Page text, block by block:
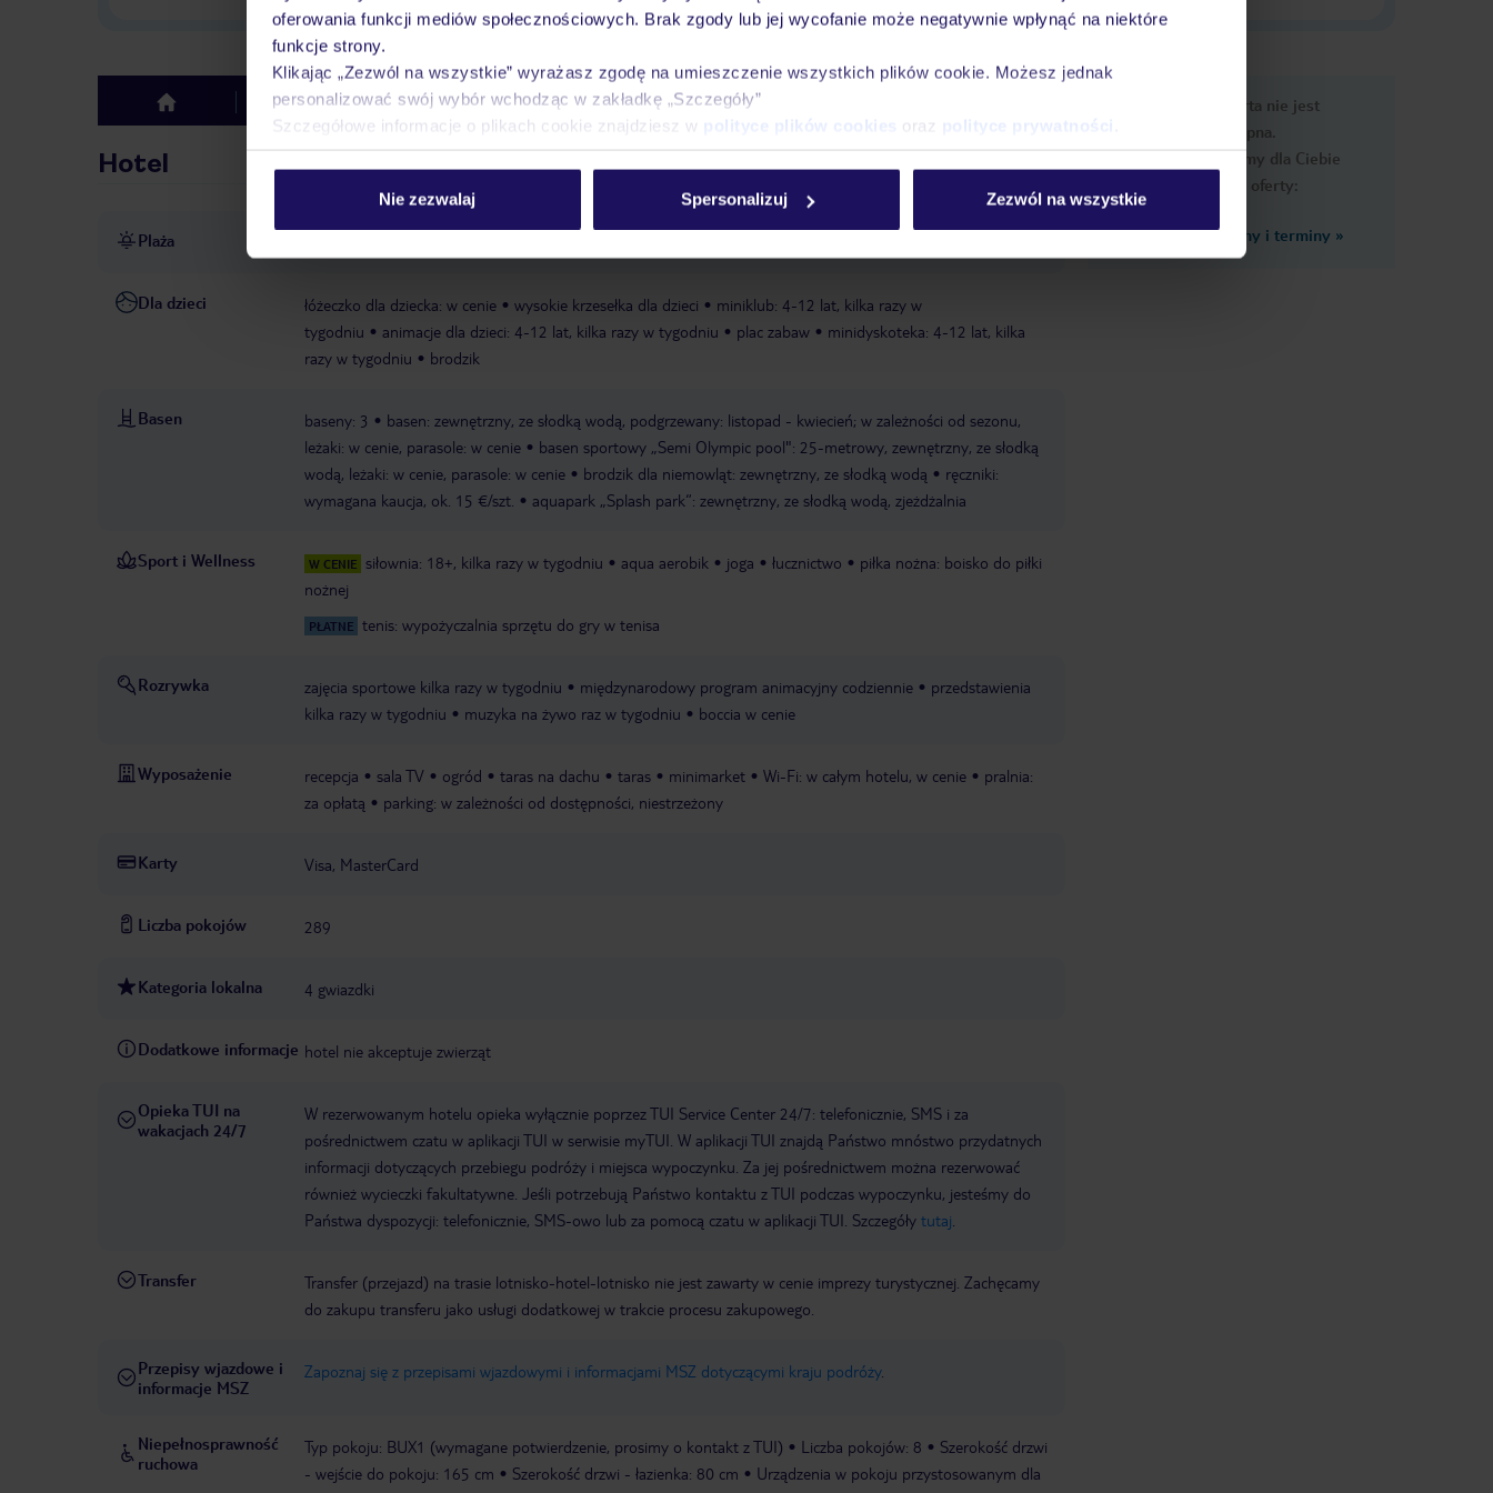
oferowania funkcji mediów społecznościowych. Brak zgody lub jej wycofanie może negatywnie wpłynąć na niektóre
funkcje strony.
Klikając „Zezwól na wszystkie” wyrażasz zgodę na umieszczenie wszystkich plików cookie. Możesz jednak
personalizować swój wybór wchodząc w zakładkę „Szczegóły”
Szczegółowe informacje o plikach cookie znajdziesz w polityce plików cookies oraz polityce prywatności
Nie zezwalaj Spersonalizuj Zezwól na wszystkie
top Hotel Opinie Pokoje Wyżywienie
Hotel
Plaża
Dla dzieci łóżeczko dla dziecka: w cenie wysokie krzesełka dla dzieci
miniklub: 4-12 lat, kilka razy w
tygodniu
animacje dla dzieci: 4-12 lat, kilka razy w tygodniu plac zabaw
minidyskoteka: 4-12 lat, kilka
razy w tygodniu
brodzik
Basen baseny: 3
basen: zewnętrzny, ze słodką wodą, podgrzewany: listopad - kwiecień; w zależności od sezonu,
leżaki: w cenie, parasole: w cenie
basen sportowy „Semi Olympic pool": 25-metrowy, zewnętrzny, ze słodką
wodą, leżaki: w cenie, parasole: w cenie
brodzik dla niemowląt: zewnętrzny, ze słodką wodą
ręczniki:
wymagana kaucja, ok. 15 €/szt.
aquapark „Splash park“: zewnętrzny, ze słodką wodą, zjeżdżalnia
Sport i Wellness W CENIE siłownia: 18+, kilka razy w tygodniu aqua aerobik joga łucznictwo
piłka nożna: boisko do piłki
nożnej
PŁATNE tenis: wypożyczalnia sprzętu do gry w tenisa
Rozrywka zajęcia sportowe kilka razy w tygodniu międzynarodowy program animacyjny codziennie
przedstawienia
kilka razy w tygodniu
muzyka na żywo raz w tygodniu boccia w cenie
Wyposażenie recepcja sala TV ogród taras na dachu taras minimarket Wi-Fi: w całym hotelu, w cenie
pralnia:
za opłatą
parking: w zależności od dostępności, niestrzeżony
Karty Visa, MasterCard
Liczba pokojów 289
Kategoria lokalna 4 gwiazdki
Dodatkowe informacje hotel nie akceptuje zwierząt
Opieka TUI na
wakacjach 24/7
W rezerwowanym hotelu opieka wyłącznie poprzez TUI Service Center 24/7: telefonicznie, SMS i za
pośrednictwem czatu w aplikacji TUI w serwisie myTUI. W aplikacji TUI znajdą Państwo mnóstwo przydatnych
informacji dotyczących przebiegu podróży i miejsca wypoczynku. Za jej pośrednictwem można rezerwować
również wycieczki fakultatywne. Jeśli potrzebują Państwo kontaktu z TUI podczas wypoczynku, jesteśmy do
Państwa dyspozycji: telefonicznie, SMS-owo lub za pomocą czatu w aplikacji TUI. Szczegóły tutaj
Transfer
Transfer (przejazd) na trasie lotnisko-hotel-lotnisko nie jest zawarty w cenie imprezy turystycznej. Zachęcamy
do zakupu transferu jako usługi dodatkowej w trakcie procesu zakupowego.
Przepisy wjazdowe i
informacje MSZ
Zapoznaj się z przepisami wjazdowymi i informacjami MSZ dotyczącymi kraju podróży.
Niepełnosprawność
ruchowa
Typ pokoju: BUX1 (wymagane potwierdzenie, prosimy o kontakt z TUI) Liczba pokojów: 8
Szerokość drzwi
- wejście do pokoju: 165 cm
Szerokość drzwi - łazienka: 80 cm
Urządzenia w pokoju przystosowanym dla
Ups, ta oferta nie jest
dostępna.
Przygotowaliśmy dla Ciebie
podobne oferty:
Zobacz inne ceny i terminy »